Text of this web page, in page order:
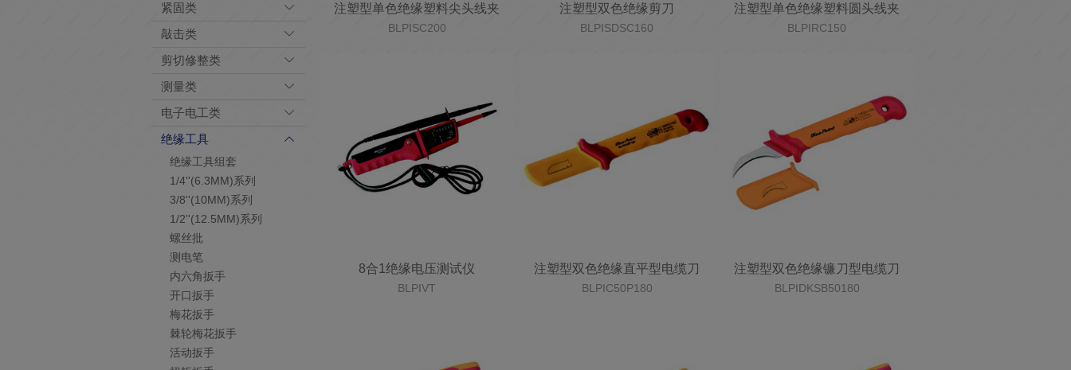
紧固类
敲击类
剪切修整类
测量类
电子电工类
绝缘工具
绝缘工具组套
1/4''(6.3MM)系列
3/8''(10MM)系列
1/2''(12.5MM)系列
螺丝批
测电笔
内六角扳手
开口扳手
梅花扳手
棘轮梅花扳手
活动扳手
注塑型单色绝缘塑料尖头线夹
BLPISC200
注塑型双色绝缘剪刀
BLPISDSC160
注塑型单色绝缘塑料圆头线夹
BLPIRC150
8合1绝缘电压测试仪
BLPIVT
注塑型双色绝缘直平型电缆刀
BLPIC50P180
注塑型双色绝缘镰刀型电缆刀
BLPIDKSB50180